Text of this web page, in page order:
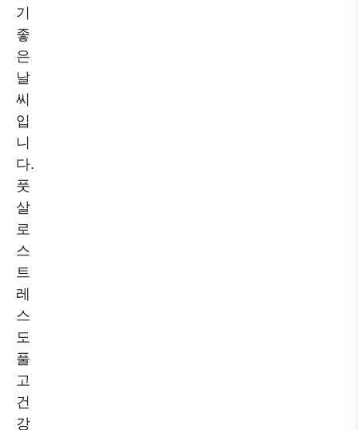
기
좋
은
날
씨
입
니
다.
풋
살
로
스
트
레
스
도
풀
고
건
강